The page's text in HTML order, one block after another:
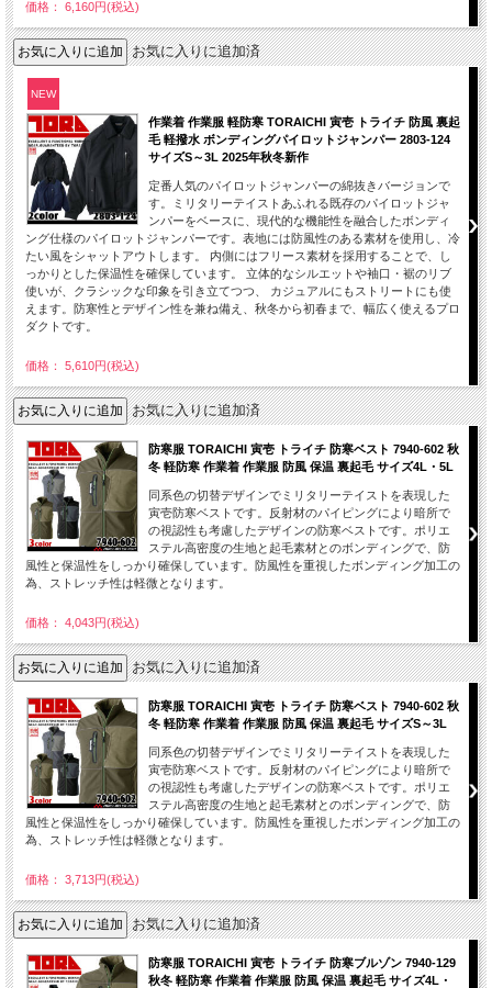
価格： 6,160円(税込)
お気に入りに追加済
NEW
作業着 作業服 軽防寒 TORAICHI 寅壱 トライチ 防風 裏起
毛 軽撥水 ボンディングパイロットジャンパー 2803-124
サイズS～3L 2025年秋冬新作
定番人気のパイロットジャンパーの綿抜きバージョンで
す。ミリタリーテイストあふれる既存のパイロットジャ
ンパーをベースに、現代的な機能性を融合したボンディ
ング仕様のパイロットジャンパーです。表地には防風性のある素材を使用し、冷
たい風をシャットアウトします。 内側にはフリース素材を採用することで、し
っかりとした保温性を確保しています。 立体的なシルエットや袖口・裾のリブ
使いが、クラシックな印象を引き立てつつ、 カジュアルにもストリートにも使
えます。防寒性とデザイン性を兼ね備え、秋冬から初春まで、幅広く使えるプロ
ダクトです。
価格： 5,610円(税込)
お気に入りに追加済
防寒服 TORAICHI 寅壱 トライチ 防寒ベスト 7940-602 秋
冬 軽防寒 作業着 作業服 防風 保温 裏起毛 サイズ4L・5L
同系色の切替デザインでミリタリーテイストを表現した
寅壱防寒ベストです。反射材のパイピングにより暗所で
の視認性も考慮したデザインの防寒ベストです。ポリエ
ステル高密度の生地と起毛素材とのボンディングで、防
風性と保温性をしっかり確保しています。防風性を重視したボンディング加工の
為、ストレッチ性は軽微となります。
価格： 4,043円(税込)
お気に入りに追加済
防寒服 TORAICHI 寅壱 トライチ 防寒ベスト 7940-602 秋
冬 軽防寒 作業着 作業服 防風 保温 裏起毛 サイズS～3L
同系色の切替デザインでミリタリーテイストを表現した
寅壱防寒ベストです。反射材のパイピングにより暗所で
の視認性も考慮したデザインの防寒ベストです。ポリエ
ステル高密度の生地と起毛素材とのボンディングで、防
風性と保温性をしっかり確保しています。防風性を重視したボンディング加工の
為、ストレッチ性は軽微となります。
価格： 3,713円(税込)
お気に入りに追加済
防寒服 TORAICHI 寅壱 トライチ 防寒ブルゾン 7940-129
秋冬 軽防寒 作業着 作業服 防風 保温 裏起毛 サイズ4L・